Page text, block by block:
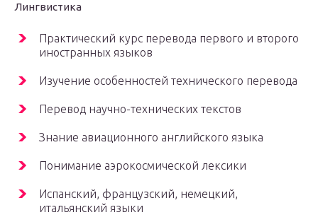
Лингвистика
Практический курс перевода первого и второго
иностранных языков
Изучение особенностей технического перевода
Перевод научно-технических текстов
Знание авиационного английского языка
Понимание аэрокосмической лексики
Испанский, французский, немецкий,
итальянский языки